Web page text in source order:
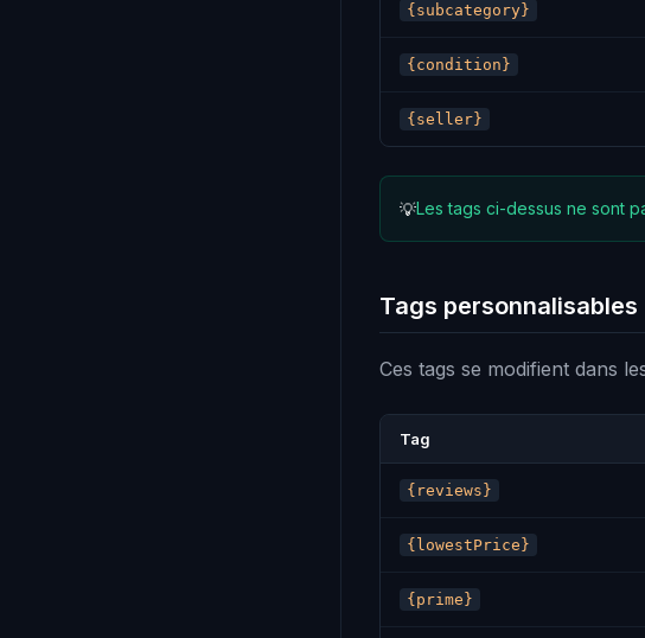
{subcategory}
{condition}
{seller}
💡Les tags ci-dessus ne sont
Tags personnalisables
Ces tags se modifient dans
Tag
{reviews}
{lowestPrice}
{prime}